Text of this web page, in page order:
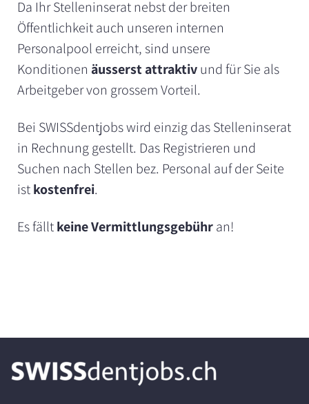
Da Ihr Stelleninserat nebst der breiten
Öffentlichkeit auch unseren internen
Personalpool erreicht, sind unsere
Konditionen äusserst attraktivund für Sie als
Arbeitgeber von grossem Vorteil.
Bei SWISSdentjobs wird einzig das Stelleninserat
in Rechnung gestellt. Das Registrieren und
Suchen nach Stellen bez. Personal auf der Seite
istkostenfrei.
Es fälltkeine Vermittlungsgebühran!